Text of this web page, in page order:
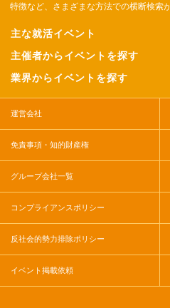
特徴など、さまざまな方法での横断検索
主な就活イベント
主催者からイベントを探す
業界からイベントを探す
運営会社
免責事項・知的財産権
グループ会社一覧
コンプライアンスポリシー
反社会的勢力排除ポリシー
イベント掲載依頼